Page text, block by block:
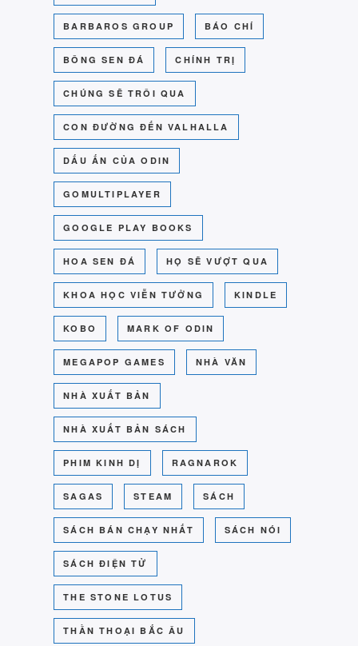
BARBAROS GROUP BÁO CHÍ
BÔNG SEN ĐÁ CHÍNH TRỊ
CHÚNG SẼ TRÔI QUA
CON ĐƯỜNG ĐẾN VALHALLA
DẤU ẤN CỦA ODIN
GOMULTIPLAYER
GOOGLE PLAY BOOKS
HOA SEN ĐÁ HỌ SẼ VƯỢT QUA
KHOA HỌC VIỄN TƯỞNG KINDLE
KOBO MARK OF ODIN
MEGAPOP GAMES NHÀ VĂN
NHÀ XUẤT BẢN
NHÀ XUẤT BẢN SÁCH
PHIM KINH DỊ RAGNAROK
SAGAS STEAM SÁCH
SÁCH BÁN CHẠY NHẤT SÁCH NÓI
SÁCH ĐIỆN TỬ
THE STONE LOTUS
THẦN THOẠI BẮC ÂU